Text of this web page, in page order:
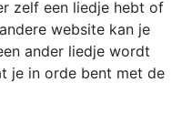
zelf een liedje hebt of
website kan je
ander liedje wordt
je in orde bent met de